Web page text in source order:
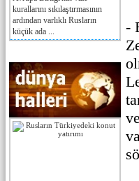
kurallarını sıkılaştırmasının
ardından varlıklı Rusların
küçük ada ...
-